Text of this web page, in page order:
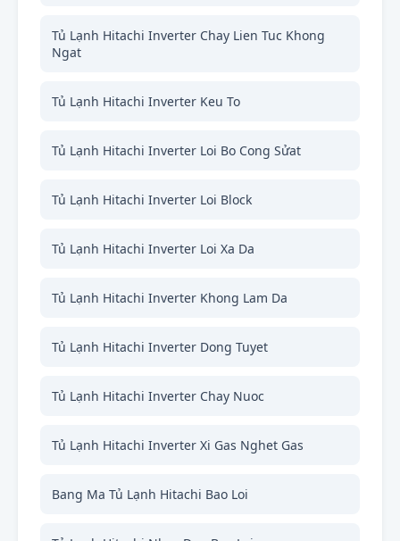
Tủ Lạnh Hitachi Inverter Chay Lien Tuc Khong
Ngat
Tủ Lạnh Hitachi Inverter Keu To
Tủ Lạnh Hitachi Inverter Loi Bo Cong Sửat
Tủ Lạnh Hitachi Inverter Loi Block
Tủ Lạnh Hitachi Inverter Loi Xa Da
Tủ Lạnh Hitachi Inverter Khong Lam Da
Tủ Lạnh Hitachi Inverter Dong Tuyet
Tủ Lạnh Hitachi Inverter Chay Nuoc
Tủ Lạnh Hitachi Inverter Xi Gas Nghet Gas
Bang Ma Tủ Lạnh Hitachi Bao Loi